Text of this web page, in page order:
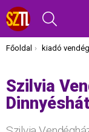
Itt vagy most:
Főoldal kiadó
Szilvia
Dinnyéshát